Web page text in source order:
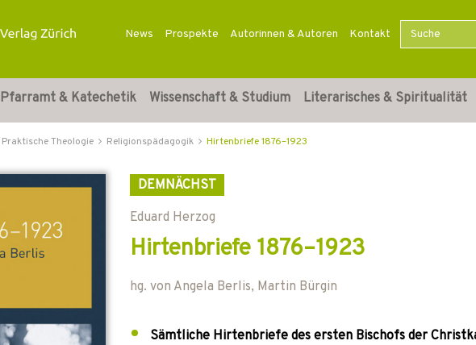
News Prospekte Autorinnen & Autoren Kontakt
Pfarramt & Katechetik Wissenschaft & Studium Literarisches & Spiritualität
Praktische Theologie Religionspädagogik Hirtenbriefe 1876–1923
DEMNÄCHST
Eduard Herzog
Hirtenbriefe 1876–1923
hg. von Angela Berlis, Martin Bürgin
Sämtliche Hirtenbriefe des ersten Bischofs der